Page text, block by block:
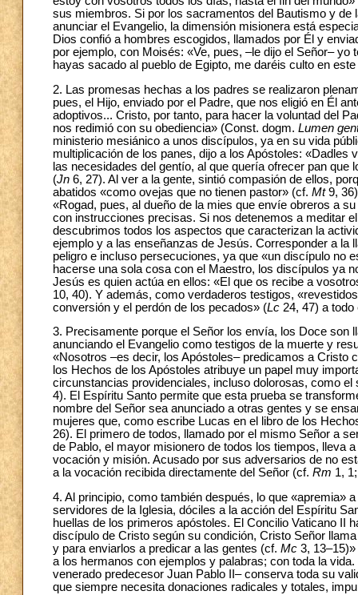
sus miembros. Si por los sacramentos del Bautismo y
anunciar el Evangelio, la dimensión misionera está
Dios confió a hombres escogidos, llamados por Él y
por ejemplo, con Moisés: «Ve, pues, –le dijo el Señor–
hayas sacado al pueblo de Egipto, me daréis culto en
2. Las promesas hechas a los padres se realizaron
pues, el Hijo, enviado por el Padre, que nos eligió en Él
adoptivos... Cristo, por tanto, para hacer la voluntad del
nos redimió con su obediencia» (Const. dogm. Lumen
ministerio mesiánico a unos discípulos, ya en su vida
multiplicación de los panes, dijo a los Apóstoles: «Dadles
las necesidades del gentío, al que quería ofrecer pan
(Jn 6, 27). Al ver a la gente, sintió compasión de ellos,
abatidos «como ovejas que no tienen pastor» (cf. Mt9,
«Rogad, pues, al dueño de la mies que envíe obreros a
con instrucciones precisas. Si nos detenemos a meditar
descubrimos todos los aspectos que caracterizan la
ejemplo y a las enseñanzas de Jesús. Corresponder a la
peligro e incluso persecuciones, ya que «un discípulo no
hacerse una sola cosa con el Maestro, los discípulos ya
Jesús es quien actúa en ellos: «El que os recibe a
10, 40). Y además, como verdaderos testigos,
conversión y el perdón de los pecados» (Lc 24, 47) a todo
3. Precisamente porque el Señor los envía, los Doce
anunciando el Evangelio como testigos de la muerte y
«Nosotros –es decir, los Apóstoles– predicamos a Cristo
los Hechos de los Apóstoles atribuye un papel muy
circunstancias providenciales, incluso dolorosas, como
4). El Espíritu Santo permite que esta prueba se
nombre del Señor sea anunciado a otras gentes y se
mujeres que, como escribe Lucas en el libro de los
26). El primero de todos, llamado por el mismo Señor a
de Pablo, el mayor misionero de todos los tiempos, lleva
vocación y misión. Acusado por sus adversarios de no
a la vocación recibida directamente del Señor (cf. Rm 1,
4. Al principio, como también después, lo que «apremia»
servidores de la Iglesia, dóciles a la acción del Espíritu
huellas de los primeros apóstoles. El Concilio Vaticano II
discípulo de Cristo según su condición, Cristo Señor
y para enviarlos a predicar a las gentes (cf. Mc 3,
a los hermanos con ejemplos y palabras; con toda la
venerado predecesor Juan Pablo II– conserva toda su
que siempre necesita donaciones radicales y totales,